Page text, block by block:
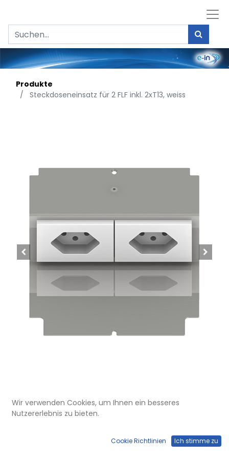
Produkte
Steckdoseneinsatz für 2 FLF inkl. 2xT13, weiss
Steckdoseneinsatz für 2 FLF inkl.
Wir verwenden Cookies, um Ihnen ein besseres
Nutzererlebnis zu bieten.
Cookie Richtlinien Ich stimme zu